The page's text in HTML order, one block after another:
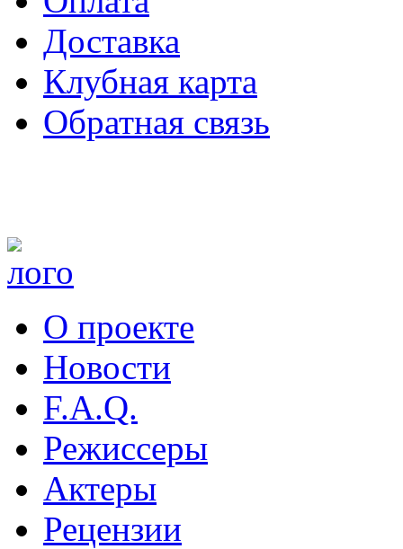
Доставка
Клубная карта
Обратная связь
О проекте
Новости
F.A.Q.
Режиссеры
Актеры
Рецензии